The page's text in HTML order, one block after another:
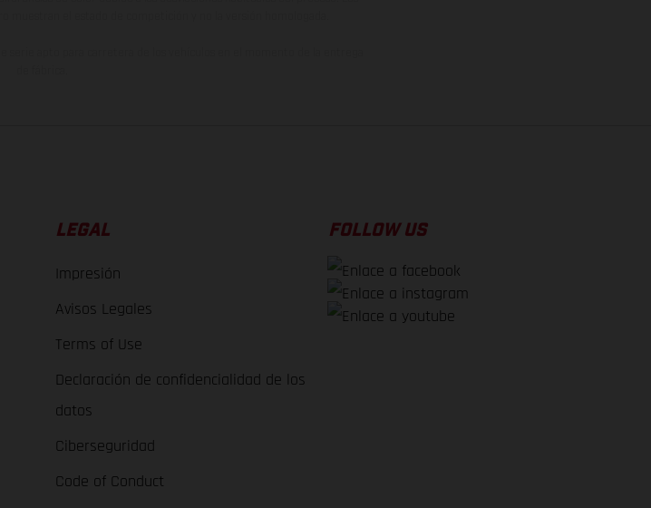
LEGAL
Impresión
Avisos Legales
Terms of Use
Declaración de confidencialidad de los
datos
Ciberseguridad
Code of Conduct
FOLLOW US